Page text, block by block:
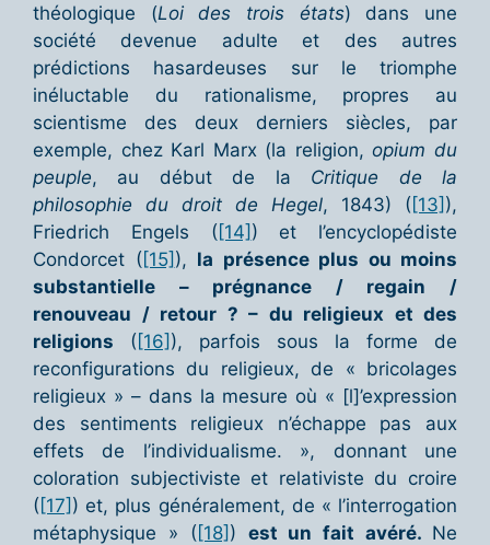
théologique (Loi des trois états) dans une
société devenue adulte et des autres
prédictions hasardeuses sur le triomphe
inéluctable du rationalisme, propres au
scientisme des deux derniers siècles, par
exemple, chez Karl Marx (la religion,opium du
peuple, au début de la Critique de la
philosophie du droit de Hegel, 1843) ([13] ),
Friedrich Engels ([14] ) et l’encyclopédiste
Condorcet ([15] ), la présence plus ou moins
substantielle – prégnance / regain /
renouveau / retour ? – du religieux et des
religions ([16] ), parfois sous la forme de
reconfigurations du religieux, de « bricolages
religieux » – dans la mesure où « [l]’expression
des sentiments religieux n’échappe pas aux
effets de l’individualisme. », donnant une
coloration subjectiviste et relativiste du croire
([17] ) et, plus généralement, de « l’interrogation
métaphysique » ([18] ) est un fait avéré. Ne